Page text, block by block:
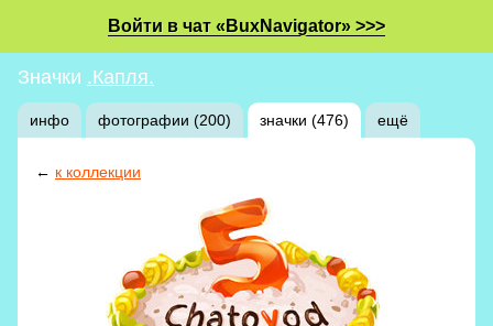
Войти в чат «BuxNavigator» >>>
Значки .Капля.
инфо фотографии (200) значки (476) ещё
← к коллекции